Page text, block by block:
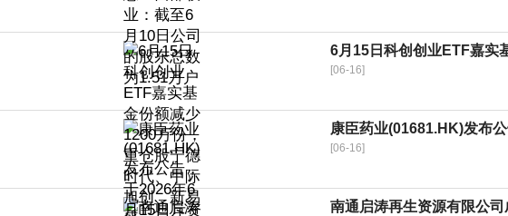
6月15日科创创业ETF嘉实
[06-16]
康臣药业(01681.HK)发布
[06-16]
南通启涛再生资源有限公